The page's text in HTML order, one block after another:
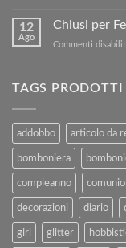
12
Ago
Chiusi per
Commenti
TAGS PRODOTTI
addobbo articolo da
bomboniera
compleanno
decorazioni diario
girl glitter